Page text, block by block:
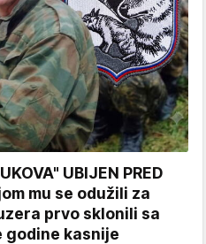
UBIJEN PRED
mu se odužili za
prvo sklonili sa
godine kasnije